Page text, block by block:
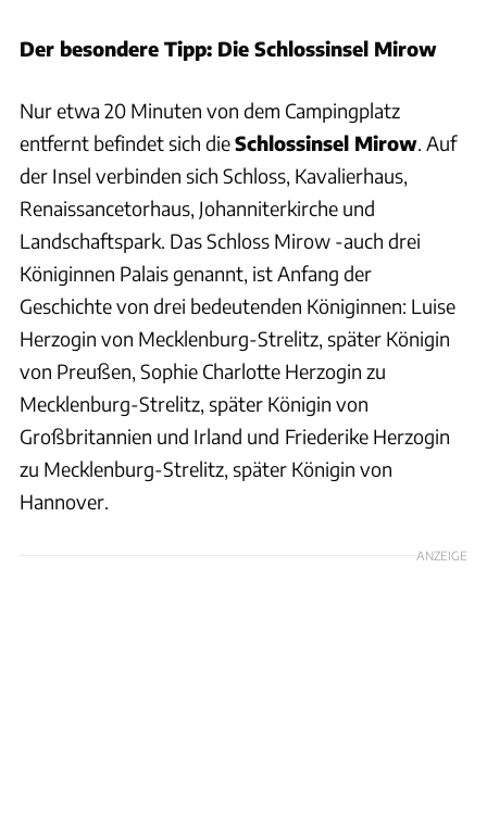
Der besondere Tipp: Die Schlossinsel Mirow
Nur etwa 20 Minuten von dem Campingplatz
entfernt befindet sich dieSchlossinsel Mirow. Auf
der Insel verbinden sich Schloss, Kavalierhaus,
Renaissancetorhaus, Johanniterkirche und
Landschaftspark. Das Schloss Mirow -auch drei
Königinnen Palais genannt, ist Anfang der
Geschichte von drei bedeutenden Königinnen: Luise
Herzogin von Mecklenburg-Strelitz, später Königin
von Preußen, Sophie Charlotte Herzogin zu
Mecklenburg-Strelitz, später Königin von
Großbritannien und Irland und Friederike Herzogin
zu Mecklenburg-Strelitz, später Königin von
Hannover.
ANZEIGE